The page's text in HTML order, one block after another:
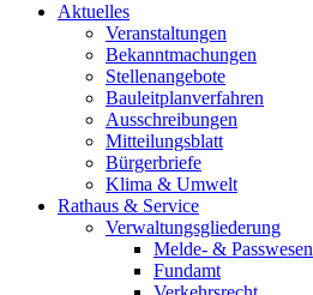
Aktuelles
Veranstaltungen
Bekanntmachungen
Stellenangebote
Bauleitplanverfahren
Ausschreibungen
Mitteilungsblatt
Bürgerbriefe
Klima & Umwelt
Rathaus & Service
Verwaltungsgliederung
Melde- & Passwesen
Fundamt